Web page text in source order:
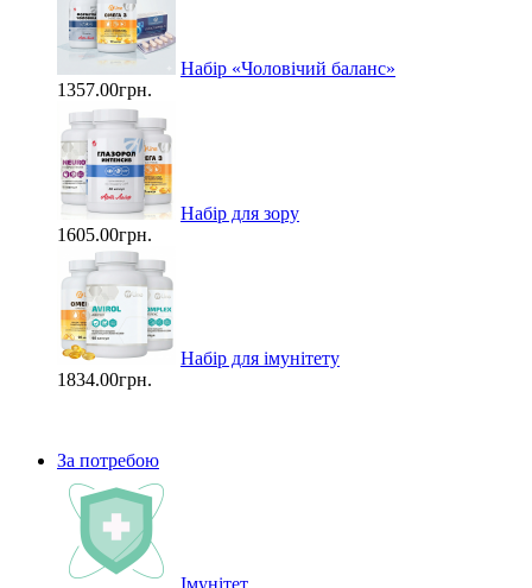
Набір «Чоловічий баланс»
1357.00грн.
Набір для зору
1605.00грн.
Набір для імунітету
1834.00грн.
За потребою
Імунітет